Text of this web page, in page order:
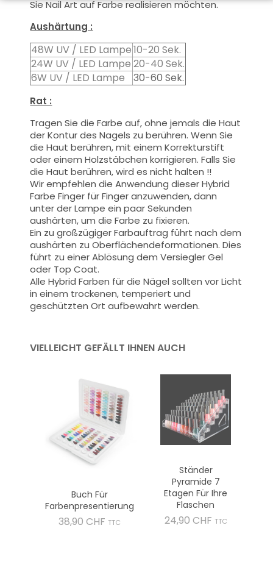
Sie Nail Art auf Farbe realisieren möchten.
Aushärtung :
48W UV / LED Lampe10-20 Sek.
24W UV / LED Lampe 20-40 Sek.
6W UV / LED Lampe
30-60 Sek.
Rat :
Tragen Sie die Farbe auf, ohne jemals die Haut
der Kontur des Nagels zu berühren. Wenn Sie
die Haut berühren, mit einem Korrekturstift
oder einem Holzstäbchen korrigieren. Falls Sie
die Haut berühren, wird es nicht halten !!
Wir empfehlen die Anwendung dieser Hybrid
Farbe Finger für Finger anzuwenden, dann
unter der Lampe ein paar Sekunden
aushärten, um die Farbe zu fixieren.
Ein zu großzügiger Farbauftrag führt nach dem
aushärten zu Oberflächendeformationen. Dies
führt zu einer Ablösung dem Versiegler Gel
oder Top Coat.
Alle Hybrid Farben für die Nägel sollten vor Licht
in einem trockenen, temperiert und
geschützten Ort aufbewahrt werden.
VIELLEICHT GEFÄLLT IHNEN AUCH
Buch Für
Farbenpresentierung
38,90 CHF Preis
TTC
Ständer
Pyramide 7
Etagen Für Ihre
Flaschen
24,90 CHF Preis
TTC